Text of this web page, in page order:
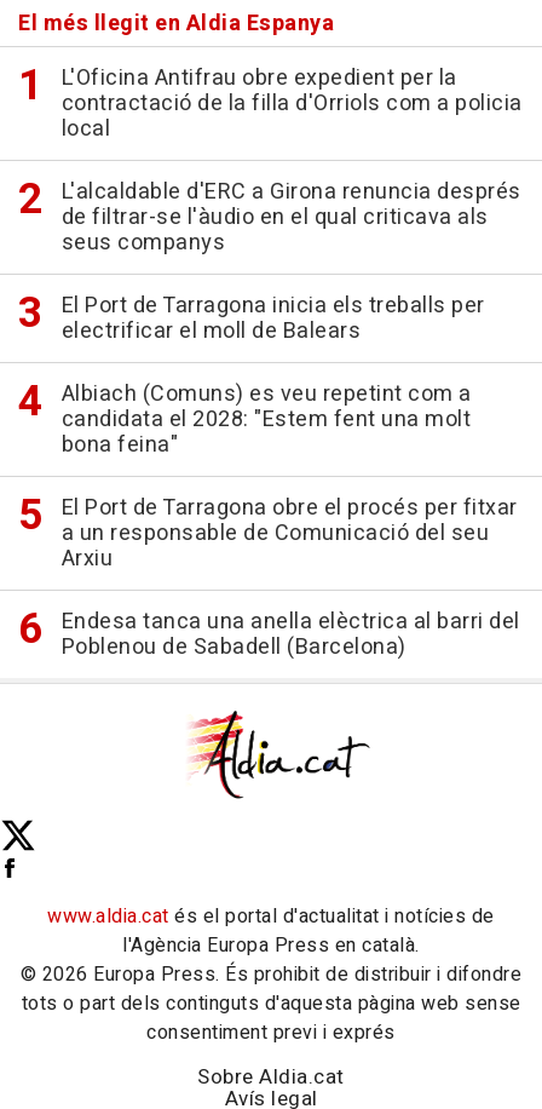
El més llegit en Aldia Espanya
L'Oficina Antifrau obre expedient per la
contractació de la filla d'Orriols com a policia
local
L'alcaldable d'ERC a Girona renuncia després
de filtrar-se l'àudio en el qual criticava als
seus companys
El Port de Tarragona inicia els treballs per
electrificar el moll de Balears
Albiach (Comuns) es veu repetint com a
candidata el 2028: "Estem fent una molt
bona feina"
El Port de Tarragona obre el procés per fitxar
a un responsable de Comunicació del seu
Arxiu
Endesa tanca una anella elèctrica al barri del
Poblenou de Sabadell (Barcelona)
www.aldia.cat és el portal d'actualitat i notícies de
l'Agència Europa Press en català.
© 2026 Europa Press. És prohibit de distribuir i difondre
tots o part dels continguts d'aquesta pàgina web sense
consentiment previ i exprés
Sobre Aldia.cat
Avís legal